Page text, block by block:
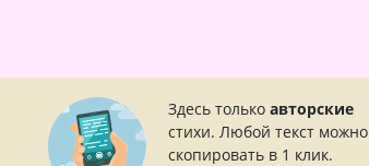
Здесь только авторские
стихи. Любой текст можно
скопировать в 1 клик.